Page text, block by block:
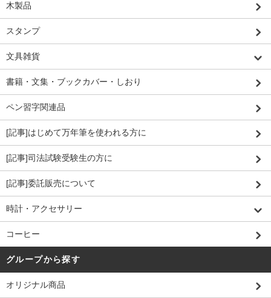
木製品
スタンプ
文具雑貨
書籍・文集・ブックカバー・しおり
ペン習字関連品
[記事]はじめて万年筆を使われる方に
[記事]司法試験受験生の方に
[記事]委託販売について
時計・アクセサリー
コーヒー
グループから探す
オリジナル商品